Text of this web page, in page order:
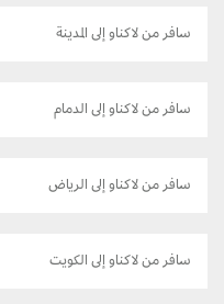
سافر من لاكناو إلى المدينة
سافر من لاكناو إلى الدمام
سافر من لاكناو إلى الرياض
سافر من لاكناو إلى الكويت